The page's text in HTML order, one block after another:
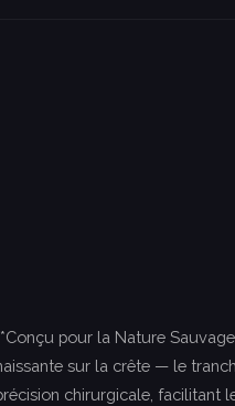
pour la Nature
sur la crête — le
chirurgicale, facilitant